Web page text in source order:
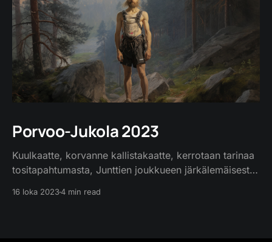
Porvoo-Jukola 2023
Kuulkaatte, korvanne kallistakaatte, kerrotaan tarinaa
tositapahtumasta, Junttien joukkueen järkälemäisestä
16 loka 20234 min read